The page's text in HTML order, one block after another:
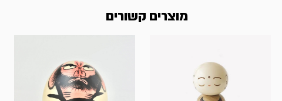
מוצרים קשורים